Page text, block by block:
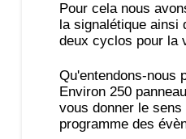
Pour cela nous
la signalétique ainsi
deux cyclos pour la
Qu'entendons-nous
Environ 250
vous donner le sens
programme des